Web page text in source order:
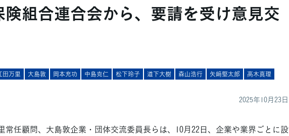
険組合連合会から、要請を受け意見交
田万里 大島敦 岡本充功 中島克仁 松下玲子 道下大樹 森山浩行 矢﨑堅太郎
高木真理
2025年10月23日
常任顧問、大島敦企業・団体交流委員長らは、10月22日、企業や業界ごとに設